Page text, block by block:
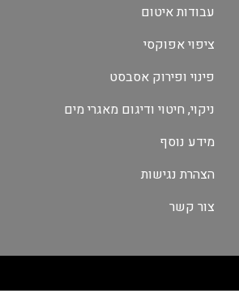
עבודות איטום
ציפוי אפוקסי
פינוי ופירוק אסבסט
ניקוי, חיטוי ודיגום מאגרי מים
מידע נוסף
הצהרת נגישות
צור קשר